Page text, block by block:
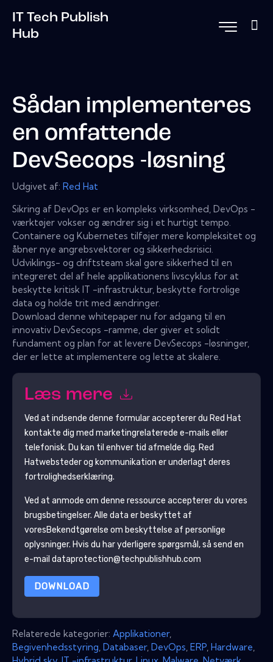
IT Tech Publish
Hub
Sådan implementeres
en omfattende
DevSecops -løsning
Udgivet af: Red Hat
Sikring af DevOps er en kompleks virksomhed, DevOps -
værktøjer vokser og ændrer sig i et hurtigt tempo.
Containere og Kubernetes tilføjer mere kompleksitet og
åbner nye angrebsvektorer og sikkerhedsrisici.
Udviklings- og driftsteam skal gøre sikkerhed til en
integreret del af hele applikationens livscyklus for at
beskytte kritisk IT -infrastruktur, beskytte fortrolige
data og holde trit med ændringer.
Download denne whitepaper nu for adgang til en
innovativ DevSecops -ramme, der giver et solidt
fundament og plan for at levere DevSecops -løsninger,
der er lette at implementere og lette at skalere.
Læs mere
Ved at indsende denne formular accepterer du Red Hat
kontakte dig med marketingrelaterede e-mails eller
telefonisk. Du kan til enhver tid afmelde dig. Red
Hatwebsteder og kommunikation er underlagt deres
fortrolighedserklæring.
Ved at anmode om denne ressource accepterer du vores
brugsbetingelser. Alle data er beskyttet af
voresBekendtgørelse om beskyttelse af personlige
oplysninger. Hvis du har yderligere spørgsmål, så send en
e-mail dataprotection@techpublishhub.com
DOWNLOAD
Relaterede kategorier: Applikationer,
Begivenhedsstyring Databaser, DevOps ERP Hardware